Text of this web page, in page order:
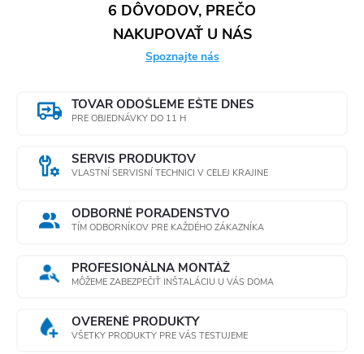
6 DÔVODOV, PREČO
NAKUPOVAŤ U NÁS
Spoznajte nás
TOVAR ODOŠLEME EŠTE DNES
PRE OBJEDNÁVKY DO 11 H
SERVIS PRODUKTOV
VLASTNÍ SERVISNÍ TECHNICI V CELEJ KRAJINE
ODBORNÉ PORADENSTVO
TÍM ODBORNÍKOV PRE KAŽDÉHO ZÁKAZNÍKA
PROFESIONÁLNA MONTÁŽ
MÔŽEME ZABEZPEČIŤ INŠTALÁCIU U VÁS DOMA
OVERENÉ PRODUKTY
VŠETKY PRODUKTY PRE VÁS TESTUJEME